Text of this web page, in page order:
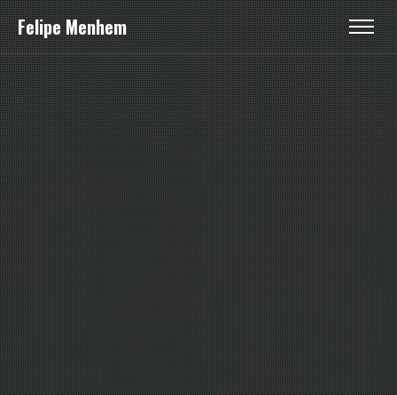
Felipe Menhem